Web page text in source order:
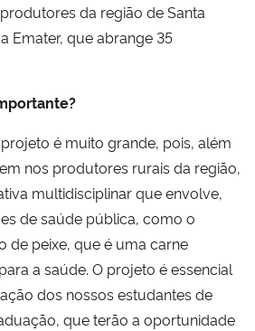
da região de Santa
Emater, que abrange 35
é muito grande, pois, além
nos produtores rurais da região,
multidisciplinar que envolve,
de saúde pública, como o
de peixe, que é uma carne
a saúde. O projeto é essencial
dos nossos estudantes de
que terão a oportunidade